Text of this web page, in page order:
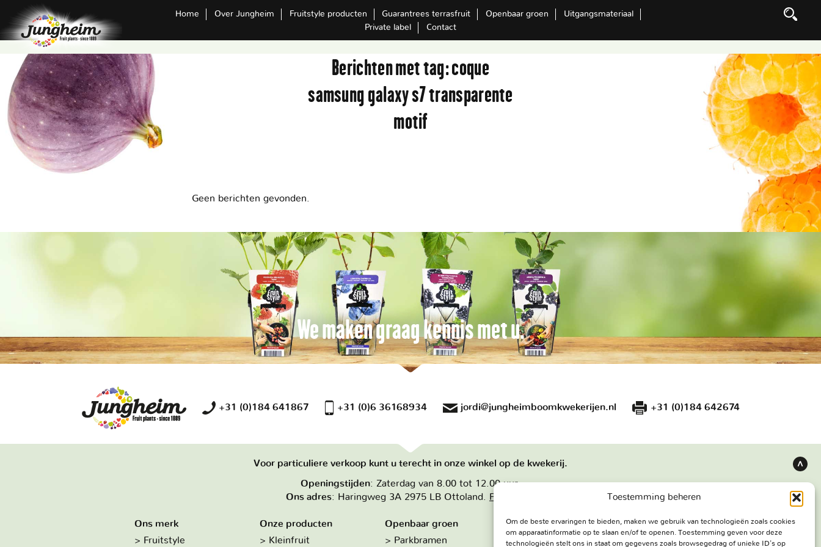
Toestemming beheren
Om de beste ervaringen te bieden, maken we gebruik van technologieën zoals cookies
om apparaatinformatie op te slaan en/of te openen. Toestemming geven voor deze
technologieën stelt ons in staat om gegevens zoals browsegedrag of unieke ID's op
Home Over Jungheim Fruitstyle producten Guarantrees terrasfruit Openbaar groen
Uitgangsmateriaal
Private label
Contact
Berichten met tag:coque
samsung galaxy s7 transparente
motif
Geen berichten gevonden.
We maken graag kennis met u.
+31 (0)184 641867 +31 (0)6 36168934 jordi@jungheimboomkwekerijen.nl +31 (0)184 642674
Voor particuliere verkoop kunt u terecht in onze winkel op de kwekerij.
Openingstijden: Zaterdag van 8.00 tot 12.00 uur.
Ons adres: Haringweg 3A 2975 LB Ottoland. Plan route
Ons merk
Fruitstyle
Onze producten
Kleinfruit
Openbaar groen
Parkbramen
Over ons
Hoe we werken
Bezoekadres
Haringweg 3A
naar
boven